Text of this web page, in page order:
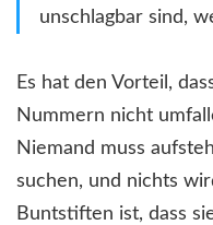
unschlagbar sind,
Es hat den Vorteil,
Nummern nicht
Niemand muss
suchen, und nichts
Buntstiften ist, dass